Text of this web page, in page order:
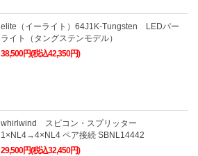
elite（イーライト）64J1K-Tungsten LEDパー
ライト（タングステンモデル）
38,500円(税込42,350円)
whirlwind スピコン・スプリッター
1×NL4→4×NL4 ペア接続 SBNL14442
29,500円(税込32,450円)